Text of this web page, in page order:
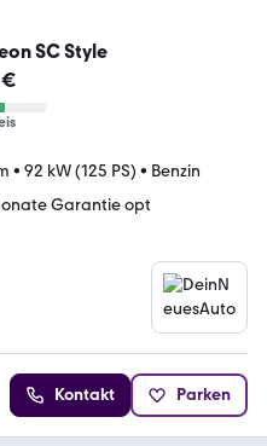
SC Style
€
• 92 kW (125 PS) • Benzin
Garantie opt
Kontakt Parken